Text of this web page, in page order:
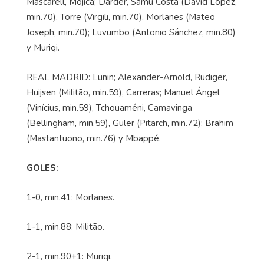
min.70), Torre (Virgili, min.70), Morlanes (Mateo
Joseph, min.70); Luvumbo (Antonio Sánchez, min.80)
y Muriqi.
REAL MADRID: Lunin; Alexander-Arnold, Rüdiger,
Huijsen (Militão, min.59), Carreras; Manuel Ángel
(Vinícius, min.59), Tchouaméni, Camavinga
(Bellingham, min.59), Güler (Pitarch, min.72); Brahim
(Mastantuono, min.76) y Mbappé.
GOLES:
1-0, min.41: Morlanes.
1-1, min.88: Militão.
2-1, min.90+1: Muriqi.